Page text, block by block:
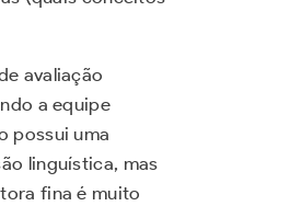
avaliação
a equipe
possui uma
linguística, mas
fina é muito